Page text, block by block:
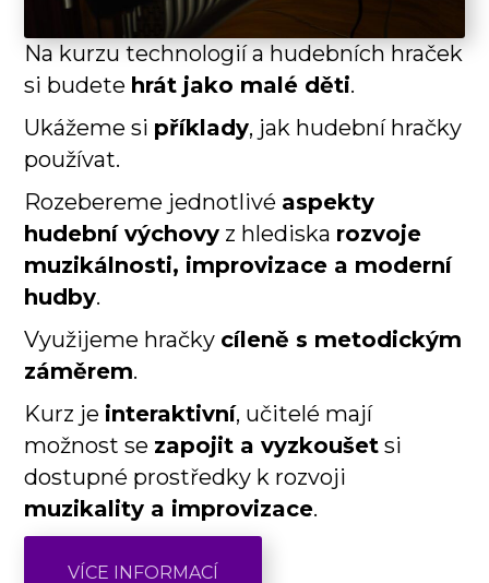
Na kurzu technologií a hudebních hraček
si budete hrát jako malé děti.
Ukážeme si příklady, jak hudební hračky
používat.
Rozebereme jednotlivé aspekty
hudební výchovy z hlediska rozvoje
muzikálnosti, improvizace a moderní
hudby.
Využijeme hračky cíleně s metodickým
záměrem.
Kurz je interaktivní, učitelé mají
možnost se zapojit a vyzkoušet si
dostupné prostředky k rozvoji
muzikality a improvizace.
VÍCE INFORMACÍ